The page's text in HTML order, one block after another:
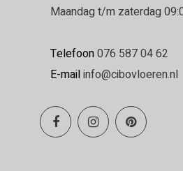
Maandag t/m zaterdag
Telefoon076 587 04 62
E-mailinfo@cibovloeren.nl